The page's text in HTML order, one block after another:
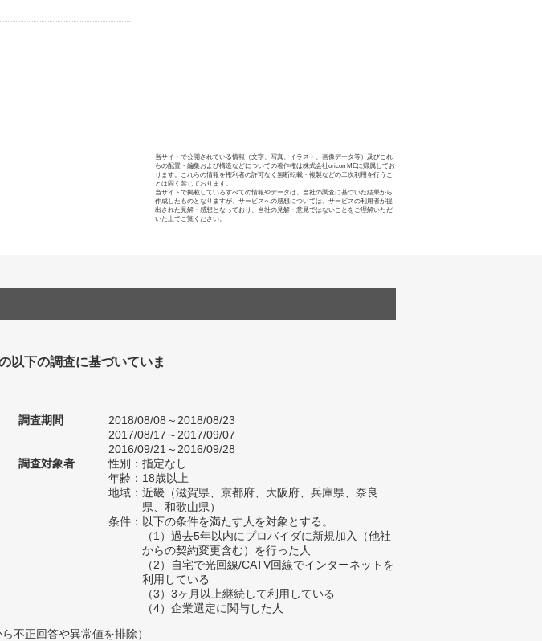
当サイトで公開されている情報（文字、写真、イラスト、画像データ等）及びこれ
らの配置・編集および構造などについての著作権は株式会社oricon MEに帰属してお
ります。これらの情報を権利者の許可なく無断転載・複製などの二次利用を行うこ
とは固く禁じております。
当サイトで掲載しているすべての情報やデータは、当社の調査に基づいた結果から
作成したものとなりますが、サービスへの感想については、サービスの利用者が提
出された見解・感想となっており、当社の見解・意見ではないことをご理解いただ
いた上でご覧ください。
以下の調査に基づいていま
調査期間
2018/08/08～2018/08/23
2017/08/17～2017/09/07
2016/09/21～2016/09/28
調査対象者
性別：指定なし
年齢：18歳以上
地域：近畿（滋賀県、京都府、大阪府、兵庫県、奈良
県、和歌山県）
条件：以下の条件を満たす人を対象とする。
（1）過去5年以内にプロバイダに新規加入（他社
からの契約変更含む）を行った人
（2）自宅で光回線/CATV回線でインターネットを
利用している
（3）3ヶ月以上継続して利用している
（4）企業選定に関与した人
不正回答や異常値を排除）